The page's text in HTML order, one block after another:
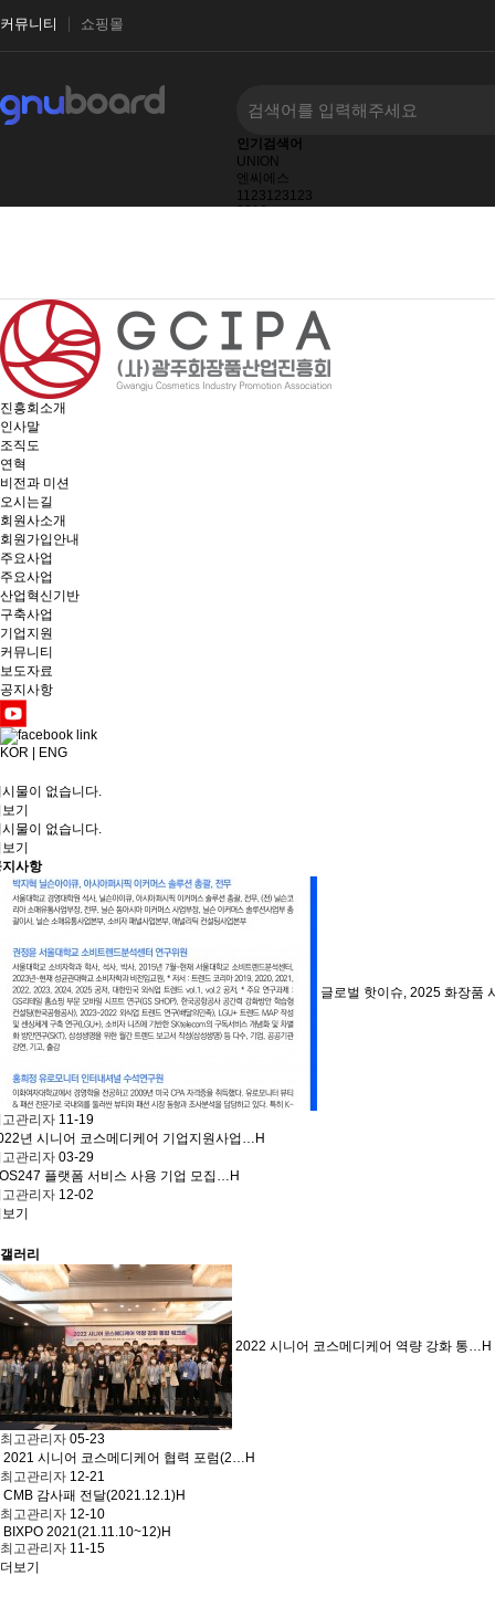
커뮤니티 쇼핑몰
인기검색어
UNION
엔씨에스
1123123123
2016
진흥회소개
인사말
조직도
연혁
비전과 미션
오시는길
회원사소개
회원가입안내
주요사업
주요사업
산업혁신기반
구축사업
기업지원
커뮤니티
보도자료
공지사항
KOR ENG
물이 없습니다.
기
물이 없습니다.
기
사항
글로벌 핫이슈, 2025 화장품
관리자 11-19
년 시니어 코스메디케어 기업지원사업… H
관리자 03-29
플랫폼 서비스 사용 기업 모집… H
관리자 12-02
기
갤러리
2022 시니어 코스메디케어 역량 강화 통… H
최고관리자 05-23
2021 시니어 코스메디케어 협력 포럼(2… H
최고관리자 12-21
CMB 감사패 전달(2021.12.1)H
최고관리자 12-10
BIXPO 2021(21.11.10~12)H
최고관리자 11-15
더보기